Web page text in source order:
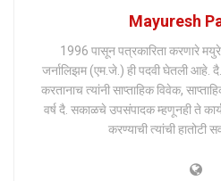
Mayuresh
1996 पासून पत्रकारिता करणारे
जर्नालिझम (एम.जे.) ही पदवी घेतली आहे. दै.
करतानाच त्यांनी साप्ताहिक विवेक,
वर्ष दै. सकाळचे उपसंपादक म्हणूनही ते
करण्याची त्यांची हातोटी